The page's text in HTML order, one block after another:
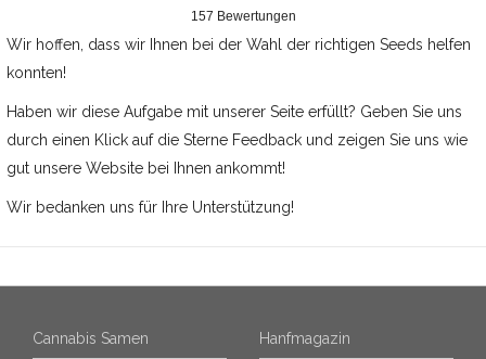
157 Bewertungen
Wir hoffen, dass wir Ihnen bei der Wahl der richtigen Seeds helfen
konnten!
Haben wir diese Aufgabe mit unserer Seite erfüllt? Geben Sie uns
durch einen Klick auf die Sterne Feedback und zeigen Sie uns wie
gut unsere Website bei Ihnen ankommt!
Wir bedanken uns für Ihre Unterstützung!
Cannabis Samen Hanfmagazin